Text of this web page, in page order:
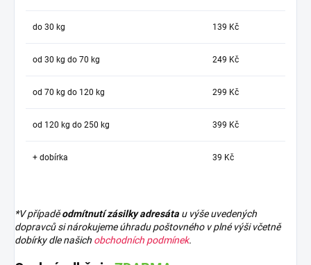
do 30 kg 139 Kč
od 30 kg do 70 kg 249 Kč
od 70 kg do 120 kg 299 Kč
od 120 kg do 250 kg 399 Kč
+ dobírka 39 Kč
*V případěodmítnutí zásilky adresáta u výše uvedených
dopravců si nárokujeme úhradu poštovného v plné výši včetně
dobírky dle našich obchodních podmínek.